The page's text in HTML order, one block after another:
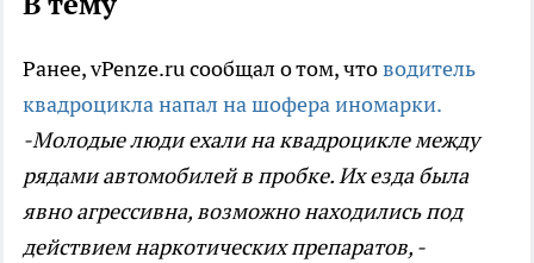
Ранее, vPenze.ru сообщал о том, чтоводитель
квадроцикла напал на шофера иномарки.
-Молодые люди ехали на квадроцикле между
рядами автомобилей в пробке. Их езда была
явно агрессивна, возможно находились под
действием наркотических препаратов, -